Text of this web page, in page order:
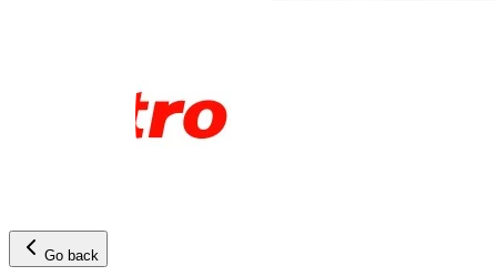
Go back